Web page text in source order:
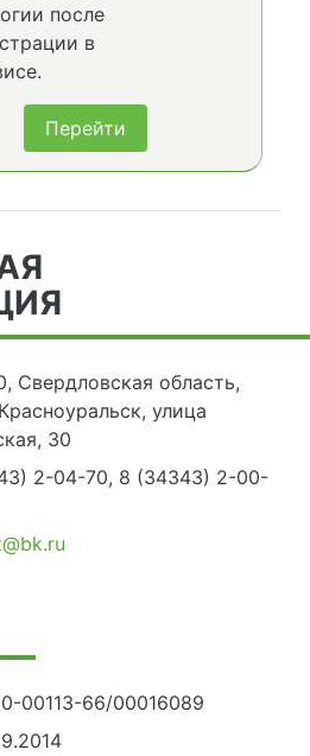
после
в
Перейти
Свердловская область,
улица
30
2-04-70, 8 (34343) 2-00-
00113-66/00016089